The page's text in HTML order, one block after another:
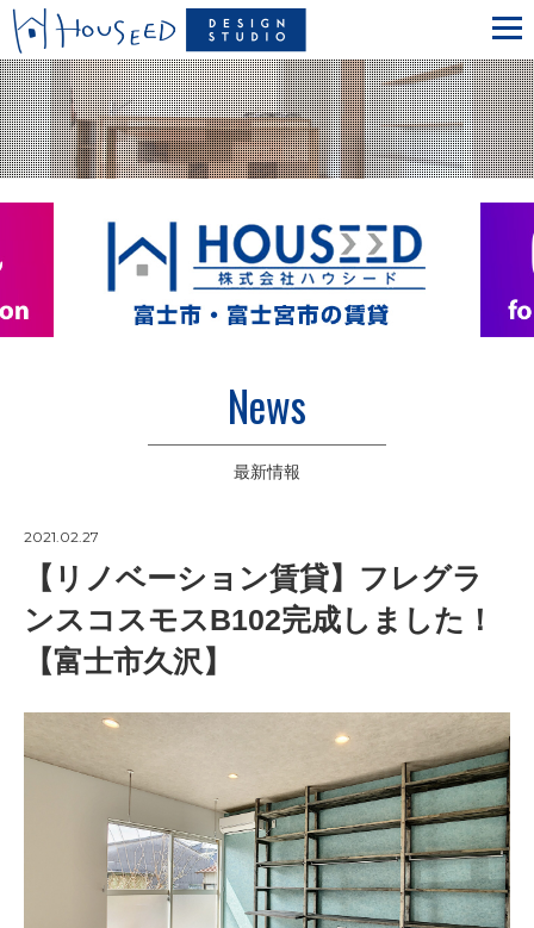
News
最新情報
2021.02.27
【リノベーション賃貸】フレグラ
ンスコスモスB102完成しました！
【富士市久沢】